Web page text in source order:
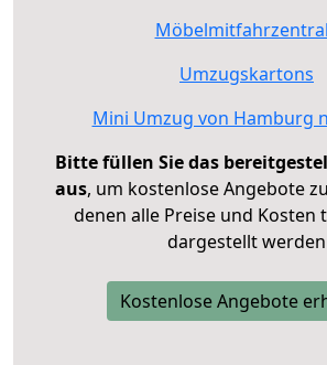
Umzugskartons
Mini Umzug von Hamburg
Bitte füllen Sie das
aus, um kostenlose Angebote
denen alle Preise und Kosten
dargestellt werden
Kostenlose Angebote